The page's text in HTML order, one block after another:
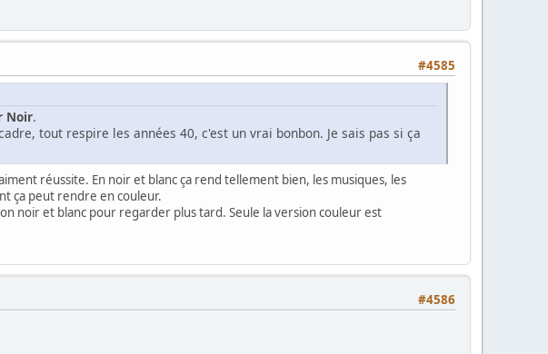
#4585
Noir.
tout respire les années 40, c'est un vrai bonbon. Je sais pas si ça
réussite. En noir et blanc ça rend tellement bien, les musiques, les
ça peut rendre en couleur.
noir et blanc pour regarder plus tard. Seule la version couleur est
#4586